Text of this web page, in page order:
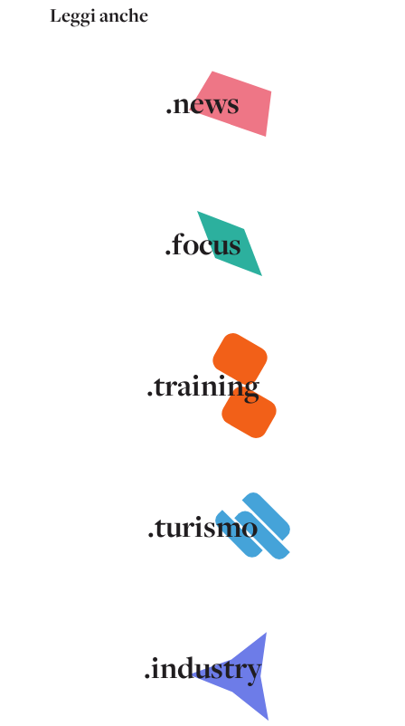
Leggi anche
.news
.focus
.training
.turismo
.industry